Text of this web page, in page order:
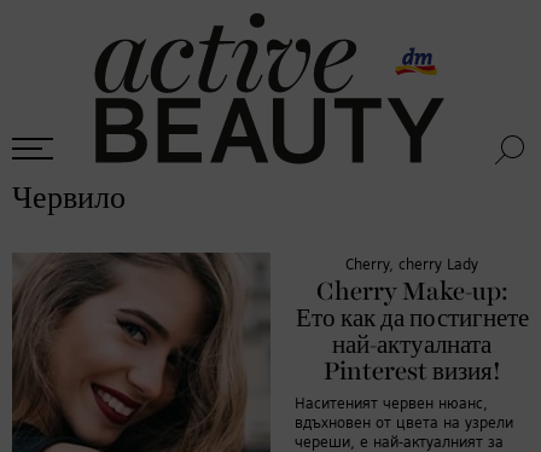
Червило
Cherry, cherry Lady
Cherry Make-up:
Ето как да постигнете
най-актуалната
Pinterest визия!
Наситеният червен нюанс,
вдъхновен от цвета на узрели
череши, е най-актуалният за